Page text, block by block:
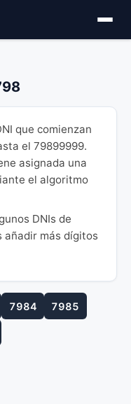
que comienzan
el 79899999.
asignada una
el algoritmo
DNIs de
añadir más dígitos
7984 7985